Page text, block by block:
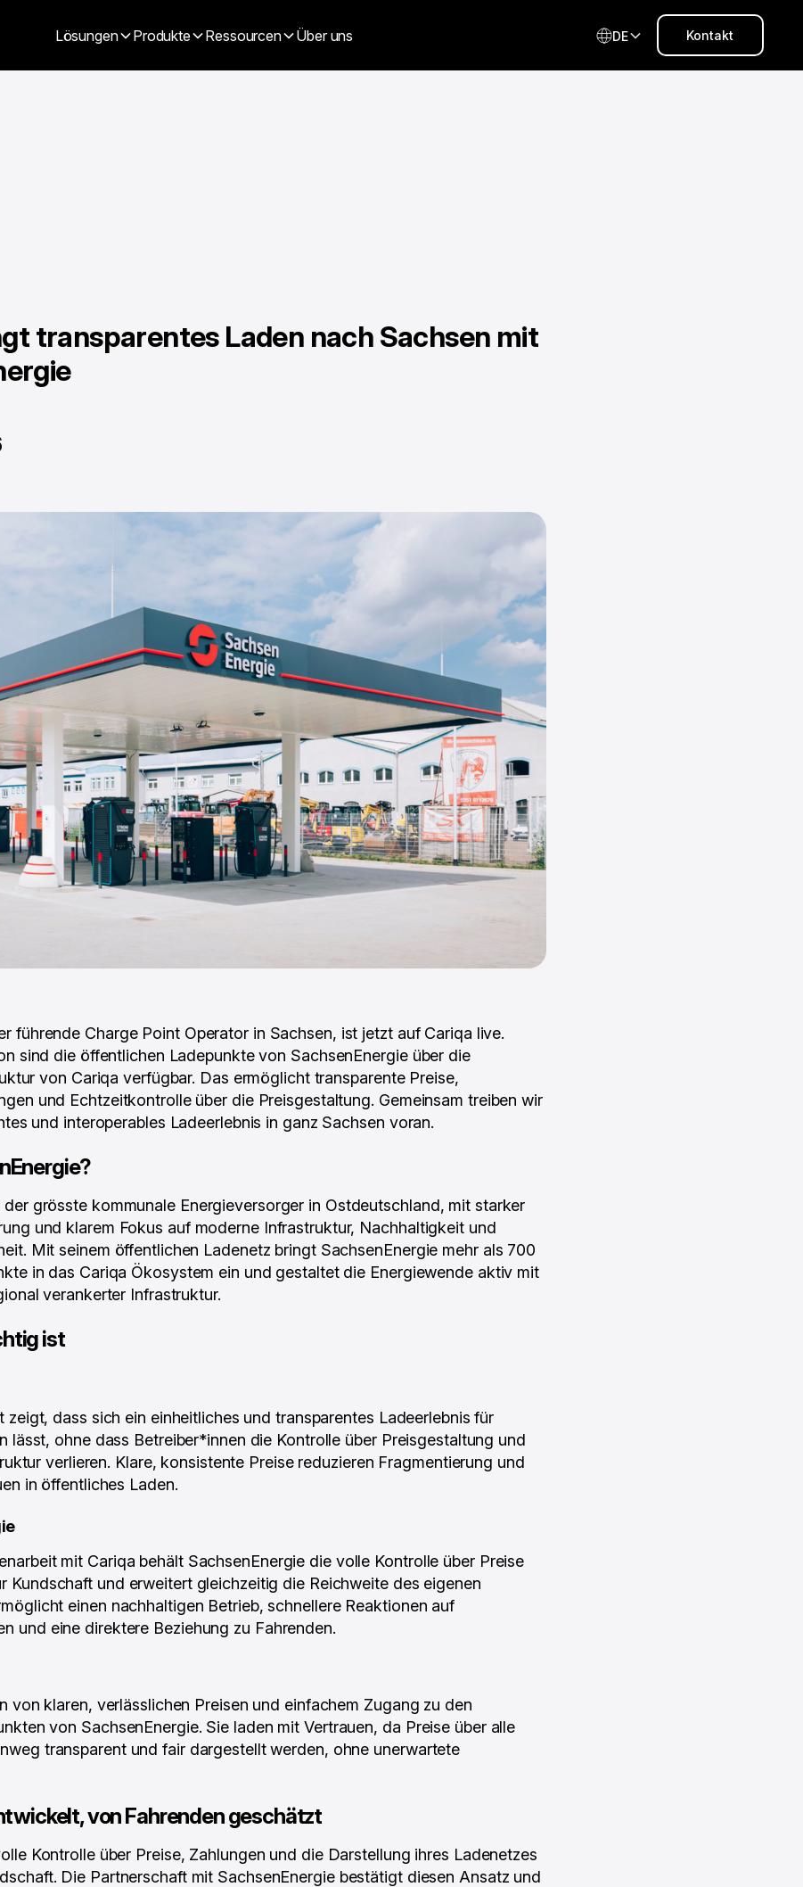
Lösungen Produkte Ressourcen Über uns DE Kontakt
transparentes Laden nach Sachsen mit
führende Charge Point Operator in Sachsen, ist jetzt auf Cariqa live.
sind die öffentlichen Ladepunkte von SachsenEnergie über die
von Cariqa verfügbar. Das ermöglicht transparente Preise,
und Echtzeitkontrolle über die Preisgestaltung. Gemeinsam treiben wir
und interoperables Ladeerlebnis in ganz Sachsen voran.
der grösste kommunale Energieversorger in Ostdeutschland, mit starker
und klarem Fokus auf moderne Infrastruktur, Nachhaltigkeit und
Mit seinem öffentlichen Ladenetz bringt SachsenEnergie mehr als 700
in das Cariqa Ökosystem ein und gestaltet die Energiewende aktiv mit
verankerter Infrastruktur.
ist
zeigt, dass sich ein einheitliches und transparentes Ladeerlebnis für
lässt, ohne dass Betreiber*innen die Kontrolle über Preisgestaltung und
verlieren. Klare, konsistente Preise reduzieren Fragmentierung und
in öffentliches Laden.
mit Cariqa behält SachsenEnergie die volle Kontrolle über Preise
Kundschaft und erweitert gleichzeitig die Reichweite des eigenen
einen nachhaltigen Betrieb, schnellere Reaktionen auf
und eine direktere Beziehung zu Fahrenden.
von klaren, verlässlichen Preisen und einfachem Zugang zu den
von SachsenEnergie. Sie laden mit Vertrauen, da Preise über alle
transparent und fair dargestellt werden, ohne unerwartete
von Fahrenden geschätzt
Kontrolle über Preise, Zahlungen und die Darstellung ihres Ladenetzes
Die Partnerschaft mit SachsenEnergie bestätigt diesen Ansatz und